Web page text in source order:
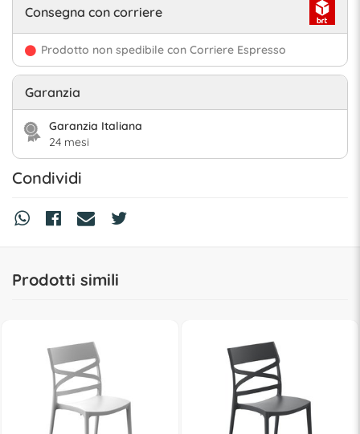
Consegna con corriere
Prodotto non spedibile con Corriere Espresso
Garanzia
Garanzia Italiana
24 mesi
Condividi
Prodotti simili